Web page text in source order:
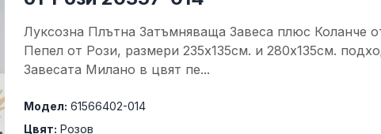
Луксозна Плътна Затъмняваща Завеса плюс
Пепел от Рози, размери 235х135см. и 280х135см.
Завесата Милано в цвят пе...
Модел: 61566402-014
Цвят: Розов